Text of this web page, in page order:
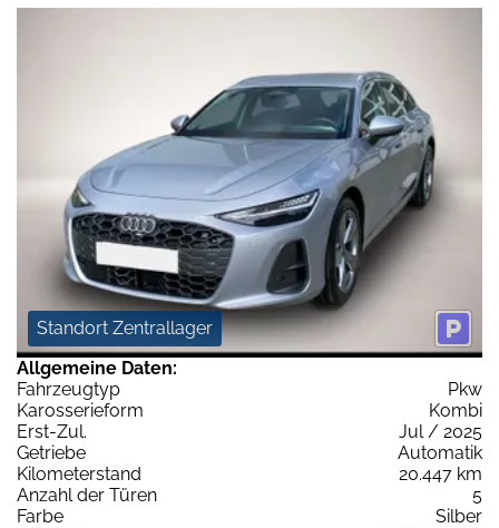
Standort Zentrallager
Allgemeine Daten:
Fahrzeugtyp
Pkw
Karosserieform
Kombi
Erst-Zul.
Jul / 2025
Getriebe
Automatik
Kilometerstand
20.447 km
Anzahl der Türen
5
Farbe
Silber